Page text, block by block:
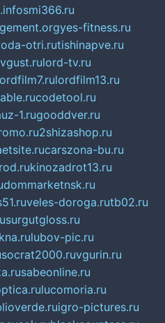
smi366.ru
yes-fitness.ru
otri.rutishinapve.ru
lord-tv.ru
lordfilm13.ru
codetool.ru
1.rugooddver.ru
2shizashop.ru
carszona-bu.ru
kinozadrot13.ru
dommarketnsk.ru
veles-doroga.rutb02.ru
surgutgloss.ru
lubov-pic.ru
socrat2000.ruvgurin.ru
sabeonline.ru
lucomoria.ru
igro-pictures.ru